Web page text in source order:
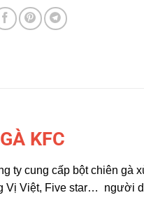
KFC
ty cung cấp bột chiên gà
Vị Việt, Five star… người